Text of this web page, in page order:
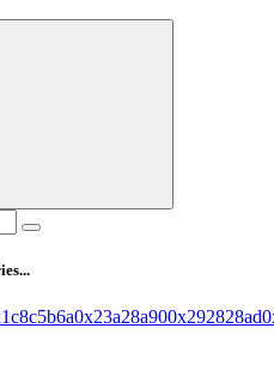
0x23a28a900x292828ad